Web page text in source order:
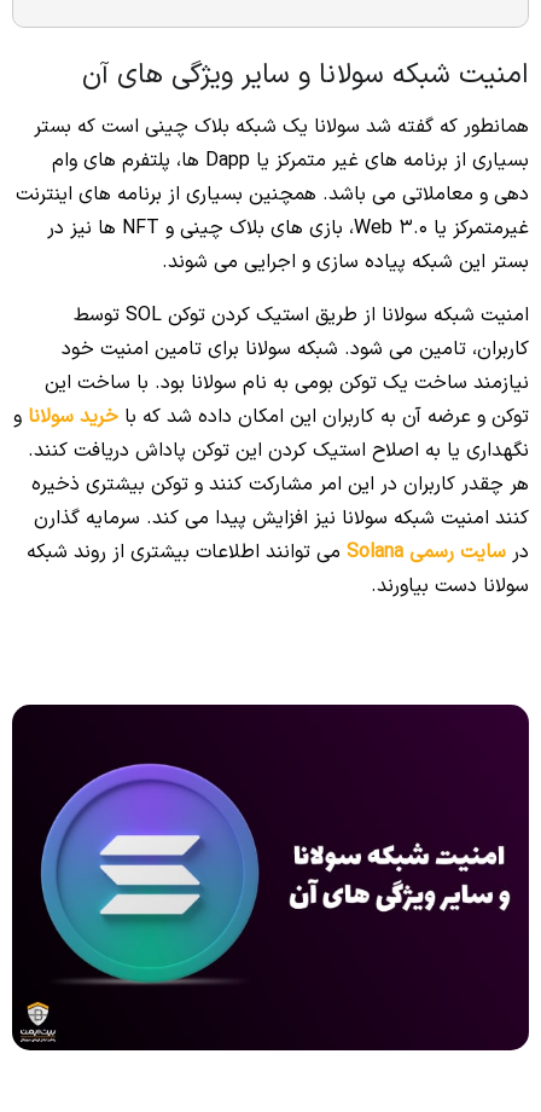
امنیت شبکه سولانا و سایر ویژگی های آن
همانطور که گفته شد سولانا یک شبکه بلاک چینی است که بستر
بسیاری از برنامه های غیر متمرکز یا Dapp ها، پلتفرم های وام
دهی و معاملاتی می باشد. همچنین بسیاری از برنامه های اینترنت
غیرمتمرکز یا Web 3.0، بازی های بلاک چینی و NFT ها نیز در
بستر این شبکه پیاده سازی و اجرایی می شوند.
امنیت شبکه سولانا از طریق استیک کردن توکن SOL توسط
کاربران، تامین می شود. شبکه سولانا برای تامین امنیت خود
نیازمند ساخت یک توکن بومی به نام سولانا بود. با ساخت این
توکن و عرضه آن به کاربران این امکان داده شد که با خرید سولانا و
نگهداری یا به اصلاح استیک کردن این توکن پاداش دریافت کنند.
هر چقدر کاربران در این امر مشارکت کنند و توکن بیشتری ذخیره
کنند امنیت شبکه سولانا نیز افزایش پیدا می کند. سرمایه گذارن
در سایت رسمی Solana
می توانند اطلاعات بیشتری از روند شبکه
سولانا دست بیاورند.